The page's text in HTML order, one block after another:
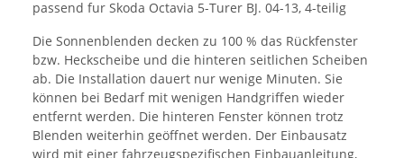
passend fur Skoda Octavia 5-Turer BJ. 04-13, 4-teilig
Die Sonnenblenden decken zu 100 % das Rückfenster
bzw. Heckscheibe und die hinteren seitlichen Scheiben
ab. Die Installation dauert nur wenige Minuten. Sie
können bei Bedarf mit wenigen Handgriffen wieder
entfernt werden. Die hinteren Fenster können trotz
Blenden weiterhin geöffnet werden. Der Einbausatz
wird mit einer fahrzeugspezifischen Einbauanleitung,